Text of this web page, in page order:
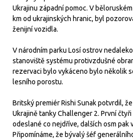
Ukrajinu západní pomoc. V
km od ukrajinských hranic, byl
ženijní vozidla.
V národním parku Losí ostrov
stanoviště systému protivzdušné
rezervaci bylo vykáceno bylo několik
lesního porostu.
Britský premiér Rishi Sunak potvrdil,
Ukrajině tanky Challenger 2. První
odeslané co nejdříve, dalších osm pak
Připomínáme, že bývalý šéf